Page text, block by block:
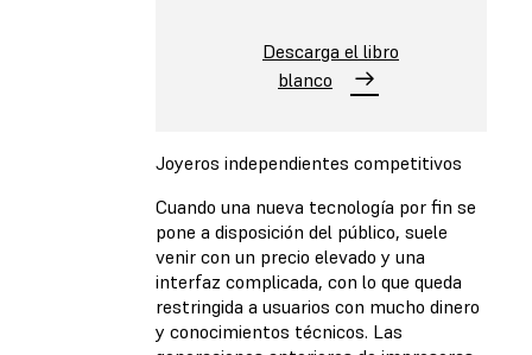
Descarga el libro
blanco
Joyeros independientes competitivos
Cuando una nueva tecnología por fin se
pone a disposición del público, suele
venir con un precio elevado y una
interfaz complicada, con lo que queda
restringida a usuarios con mucho dinero
y conocimientos técnicos. Las